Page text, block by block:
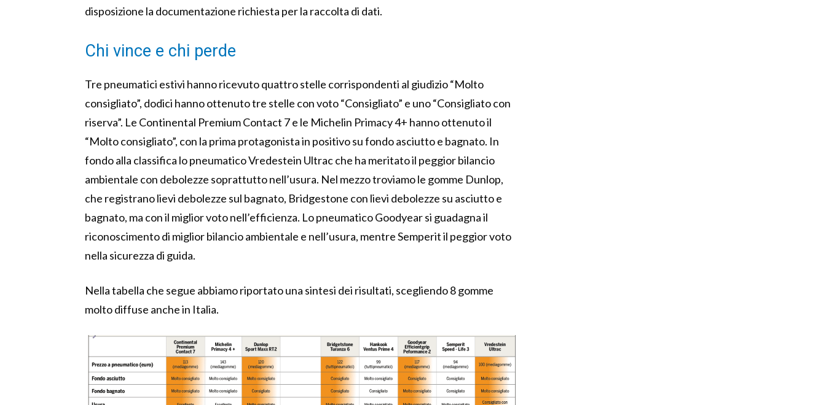
disposizione la documentazione richiesta per la raccolta di dati.
Chi vince e chi perde
Tre pneumatici estivi hanno ricevuto quattro stelle corrispondenti al giudizio “Molto
consigliato”, dodici hanno ottenuto tre stelle con voto “Consigliato” e uno “Consigliato con
riserva”. Le Continental Premium Contact 7 e le Michelin Primacy 4+ hanno ottenuto il
“Molto consigliato”, con la prima protagonista in positivo su fondo asciutto e bagnato. In
fondo alla classifica lo pneumatico Vredestein Ultrac che ha meritato il peggior bilancio
ambientale con debolezze soprattutto nell’usura. Nel mezzo troviamo le gomme Dunlop,
che registrano lievi debolezze sul bagnato, Bridgestone con lievi debolezze su asciutto e
bagnato, ma con il miglior voto nell’efficienza. Lo pneumatico Goodyear si guadagna il
riconoscimento di miglior bilancio ambientale e nell’usura, mentre Semperit il peggior voto
nella sicurezza di guida.
Nella tabella che segue abbiamo riportato una sintesi dei risultati, scegliendo 8 gomme
molto diffuse anche in Italia.